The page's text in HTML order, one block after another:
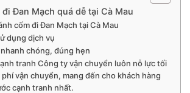
Đan Mạch quá dễ tại Cà Mau
cốm đi Đan Mạch tại Cà Mau
dụng dịch vụ
chóng, đúng hẹn
tranh Công ty vận chuyển luôn nỗ lực tối
phí vận chuyển, mang đến cho khách hàng
cạnh tranh nhất.